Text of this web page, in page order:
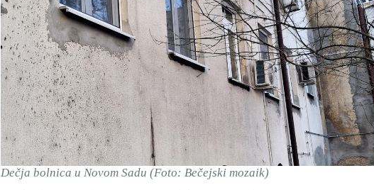
Dečja bolnica u Novom Sadu (Foto: Bečejski mozaik)